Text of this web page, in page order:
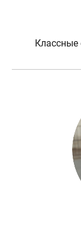
Классные